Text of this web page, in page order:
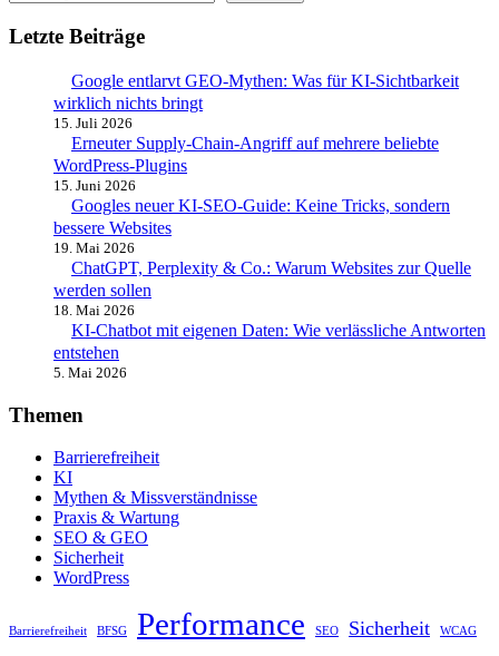
Letzte Beiträge
Google entlarvt GEO-Mythen: Was für KI-Sichtbarkeit
wirklich nichts bringt
15. Juli 2026
Erneuter Supply-Chain-Angriff auf mehrere beliebte
WordPress-Plugins
15. Juni 2026
Googles neuer KI-SEO-Guide: Keine Tricks, sondern
bessere Websites
19. Mai 2026
ChatGPT, Perplexity & Co.: Warum Websites zur Quelle
werden sollen
18. Mai 2026
KI-Chatbot mit eigenen Daten: Wie verlässliche Antworten
entstehen
5. Mai 2026
Themen
Barrierefreiheit
KI
Mythen & Missverständnisse
Praxis & Wartung
SEO & GEO
Sicherheit
WordPress
Barrierefreiheit BFSG Performance SEO Sicherheit WCAG